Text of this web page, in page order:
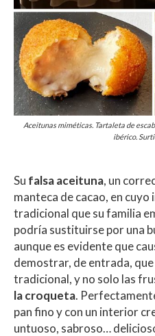
Aceitunas miméticas. Tartaleta de
ibérico.
Su falsa aceituna, un
manteca de cacao, en
tradicional que su familia
podría sustituirse por una
aunque es evidente que
demostrar, de entrada,
tradicional, y no solo las
lacroqueta.
pan fino y con un interior
untuoso, sabroso…